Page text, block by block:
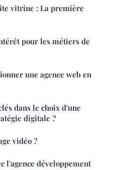
vitrine : La première
pour les métiers de
une agence web en
dans le choix d'une
digitale ?
vidéo ?
l'agence développement